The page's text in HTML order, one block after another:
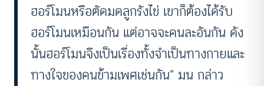
ฮอร์โมนหรือตัดมดลูกรังไข่ เขาก็ต้องได้รับ
ฮอร์โมนเหมือนกัน แต่อาจจะคนละอันกัน ดัง
นั้นฮอร์โมนจึงเป็นเรื่องทั้งจำเป็นทางกายและ
ทางใจของคนข้ามเพศเช่นกัน” มน กล่าว